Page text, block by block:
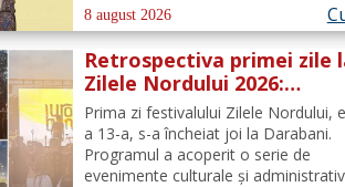
devenit el însuși preot la Biserica
„Aleksandr Nevski” din Călăraşi-sat,
Republica Moldova de azi. A...
8 august 2026
Retrospectiva primei zile
Zilele Nordului 2026:
Dezbateri, concert Byron
proiecție de film
Prima zi festivalului Zilele Nordului,
a 13-a, s-a încheiat joi la Darabani.
Programul a acoperit o serie de
evenimente culturale și